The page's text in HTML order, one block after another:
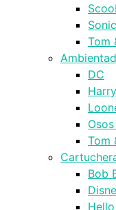
Sonic
Tom
DC
Tom
Bob